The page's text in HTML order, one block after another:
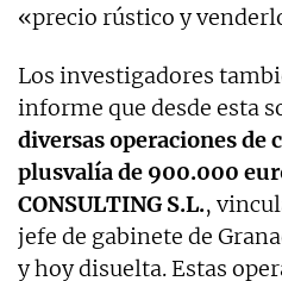
«precio rústico y
Los investigadores
informe que desde esta
diversas operaciones de
plusvalía de 900.000
CONSULTING S.L.,
jefe de gabinete de
y hoy disuelta. Estas